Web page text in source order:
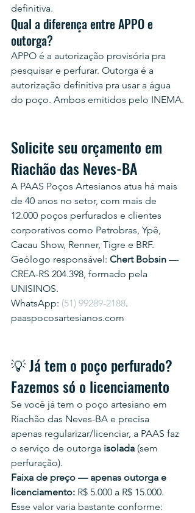
definitiva.
Qual a diferença entre APPO e
outorga?
APPO é a autorização provisória pra
pesquisar e perfurar. Outorga é a
autorização definitiva pra usar a água
do poço. Ambos emitidos pelo INEMA.
Solicite seu orçamento em
Riachão das Neves-BA
A PAAS Poços Artesianos atua há mais
de 40 anos no setor, com mais de
12.000 poços perfurados e clientes
corporativos como Petrobras, Ypê,
Cacau Show, Renner, Tigre e BRF.
Geólogo responsável: Chert Bobsin —
CREA-RS 204.398, formado pela
UNISINOS.
WhatsApp: (51) 99289-2188.
paaspocosartesianos.com
💡 Já tem o poço perfurado?
Fazemos só o licenciamento
Se você já tem o poço artesiano em
Riachão das Neves-BA e precisa
apenas regularizar/licenciar, a PAAS faz
o serviço de outorga isolada (sem
perfuração).
Faixa de preço — apenas outorga e
licenciamento: R$ 5.000 a R$ 15.000.
Esse valor varia bastante conforme: